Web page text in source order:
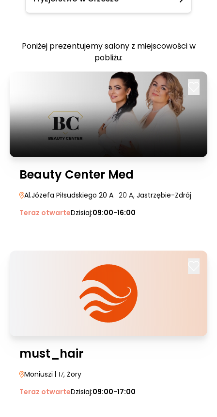
Poniżej prezentujemy salony z miejscowości w
pobliżu:
Beauty Center Med
Al.Józefa Piłsudskiego 20 A | 20 A, Jastrzębie-Zdrój
Teraz otwarteDzisiaj:09:00-16:00
must_hair
Moniuszi | 17, Żory
Teraz otwarteDzisiaj:09:00-17:00